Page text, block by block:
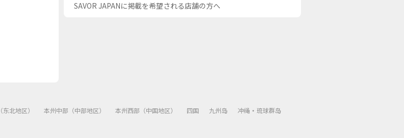
SAVOR JAPANに掲載を希望される店舗の方へ
北地区） 本州中部（中部地区） 本州西部（中国地区） 四国 九州岛 冲绳・琉球群岛